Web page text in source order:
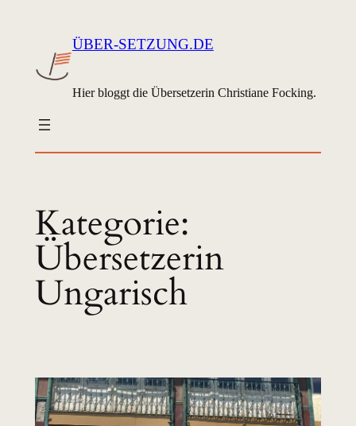
springen
ÜBER-SETZUNG.DE
Hier bloggt die Übersetzerin Christiane Focking.
Kategorie:
Übersetzerin
Ungarisch